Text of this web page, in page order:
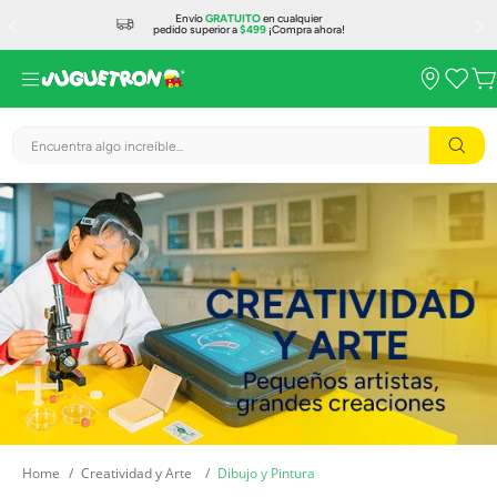
EnvíoGRATUITOen cualquier
pedido superior a$499¡Compra ahora!
Encuentra algo increíble...
Creatividad y Arte Dibujo y Pintura